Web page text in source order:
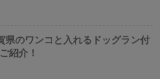
県のワンコと入れるドッグラン付
紹介！